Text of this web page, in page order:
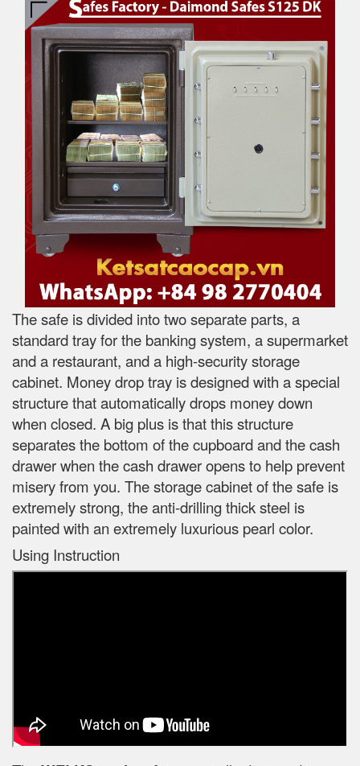
The safe is divided into two separate parts, a
standard tray for the banking system, a supermarket
and a restaurant, and a high-security storage
cabinet. Money drop tray is designed with a special
structure that automatically drops money down
when closed. A big plus is that this structure
separates the bottom of the cupboard and the cash
drawer when the cash drawer opens to help prevent
misery from you. The storage cabinet of the safe is
extremely strong, the anti-drilling thick steel is
painted with an extremely luxurious pearl color.
Using Instruction